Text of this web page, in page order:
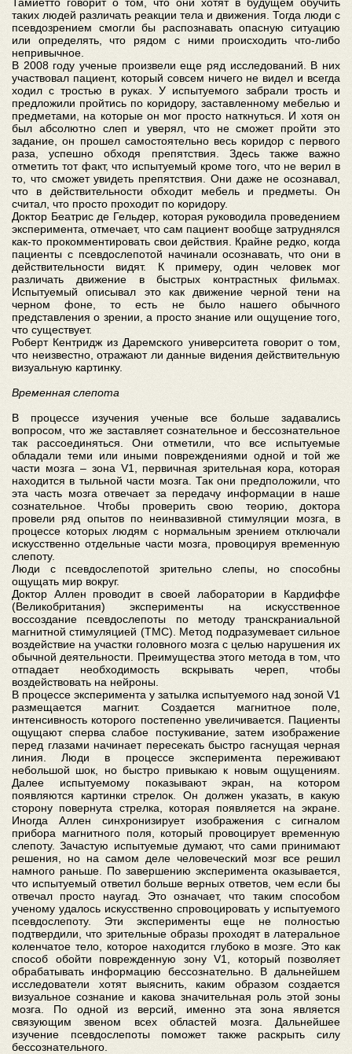
таких людей различать реакции тела и движения. Тогда люди с
псевдозрением смогли бы распознавать опасную ситуацию
или определять, что рядом с ними происходить что-либо
непривычное.
В 2008 году ученые произвели еще ряд исследований. В них
участвовал пациент, который совсем ничего не видел и всегда
ходил с тростью в руках. У испытуемого забрали трость и
предложили пройтись по коридору, заставленному мебелью и
предметами, на которые он мог просто наткнуться. И хотя он
был абсолютно слеп и уверял, что не сможет пройти это
задание, он прошел самостоятельно весь коридор с первого
раза, успешно обходя препятствия. Здесь также важно
отметить тот факт, что испытуемый кроме того, что не верил в
то, что сможет увидеть препятствия. Они даже не осознавал,
что в действительности обходит мебель и предметы. Он
считал, что просто проходит по коридору.
Доктор Беатрис де Гельдер, которая руководила проведением
эксперимента, отмечает, что сам пациент вообще затруднялся
как-то прокомментировать свои действия. Крайне редко, когда
пациенты с псевдослепотой начинали осознавать, что они в
действительности видят. К примеру, один человек мог
различать движение в быстрых контрастных фильмах.
Испытуемый описывал это как движение черной тени на
черном фоне, то есть не было нашего обычного
представления о зрении, а просто знание или ощущение того,
что существует.
Роберт Кентридж из Даремского университета говорит о том,
что неизвестно, отражают ли данные видения действительную
визуальную картинку.
Временная слепота
В процессе изучения ученые все больше задавались
вопросом, что же заставляет сознательное и бессознательное
так рассоединяться. Они отметили, что все испытуемые
обладали теми или иными повреждениями одной и той же
части мозга – зона V1, первичная зрительная кора, которая
находится в тыльной части мозга. Так они предположили, что
эта часть мозга отвечает за передачу информации в наше
сознательное. Чтобы проверить свою теорию, доктора
провели ряд опытов по неинвазивной стимуляции мозга, в
процессе которых людям с нормальным зрением отключали
искусственно отдельные части мозга, провоцируя временную
слепоту.
Люди с псевдослепотой зрительно слепы, но способны
ощущать мир вокруг.
Доктор Аллен проводит в своей лаборатории в Кардиффе
(Великобритания) эксперименты на искусственное
воссоздание псевдослепоты по методу транскраниальной
магнитной стимуляцией (ТМС). Метод подразумевает сильное
воздействие на участки головного мозга с целью нарушения их
обычной деятельности. Преимущества этого метода в том, что
отпадает необходимость вскрывать череп, чтобы
воздействовать на нейроны.
В процессе эксперимента у затылка испытуемого над зоной V1
размещается магнит. Создается магнитное поле,
интенсивность которого постепенно увеличивается. Пациенты
ощущают сперва слабое постукивание, затем изображение
перед глазами начинает пересекать быстро гаснущая черная
линия. Люди в процессе эксперимента переживают
небольшой шок, но быстро привыкаю к новым ощущениям.
Далее испытуемому показывают экран, на котором
появляются картинки стрелок. Он должен указать, в какую
сторону повернута стрелка, которая появляется на экране.
Иногда Аллен синхронизирует изображения с сигналом
прибора магнитного поля, который провоцирует временную
слепоту. Зачастую испытуемые думают, что сами принимают
решения, но на самом деле человеческий мозг все решил
намного раньше. По завершению эксперимента оказывается,
что испытуемый ответил больше верных ответов, чем если бы
отвечал просто наугад. Это означает, что таким способом
ученому удалось искусственно спровоцировать у испытуемого
псевдослепоту. Эти эксперименты еще не полностью
подтвердили, что зрительные образы проходят в латеральное
коленчатое тело, которое находится глубоко в мозге. Это как
способ обойти поврежденную зону V1, который позволяет
обрабатывать информацию бессознательно. В дальнейшем
исследователи хотят выяснить, каким образом создается
визуальное сознание и какова значительная роль этой зоны
мозга. По одной из версий, именно эта зона является
связующим звеном всех областей мозга. Дальнейшее
изучение псевдослепоты поможет также раскрыть силу
бессознательного.